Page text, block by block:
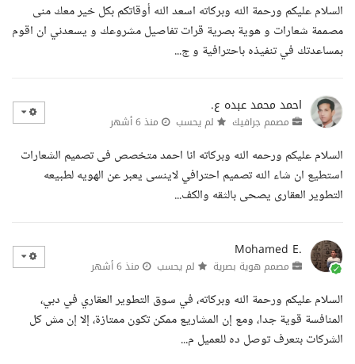
السلام عليكم ورحمة الله وبركاته اسعد الله أوقاتكم بكل خير معك منى
مصممة شعارات و هوية بصرية قرات تفاصيل مشروعك و يسعدني ان اقوم
بمساعدتك في تنفيذه باحترافية و ج...
احمد محمد عبده ع.
مصمم جرافيك لم يحسب منذ 6 أشهر
السلام عليكم ورحمه الله وبركاته انا احمد متخصص فى تصميم الشعارات
استطيع ان شاء الله تصميم احترافي لاينسى يعبر عن الهويه لطبيعه
التطوير العقارى يصحى بالثقه والكف...
Mohamed E.
مصمم هوية بصرية لم يحسب منذ 6 أشهر
السلام عليكم ورحمة الله وبركاته، في سوق التطوير العقاري في دبي،
المنافسة قوية جدا، ومع إن المشاريع ممكن تكون ممتازة، إلا إن مش كل
الشركات بتعرف توصل ده للعميل م...